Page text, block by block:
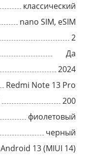
классический
nano SIM, eSIM
2
Да
2024
Redmi Note 13 Pro
200
фиолетовый
черный
Android 13 (MIUI 14)